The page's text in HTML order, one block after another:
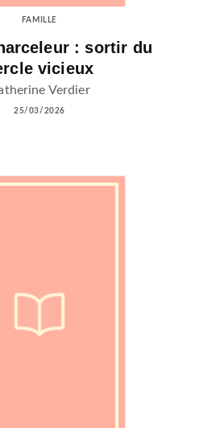
FAMILLE
: sortir du
vicieux
Verdier
25/03/2026